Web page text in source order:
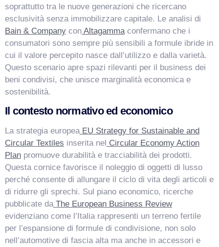
soprattutto tra le nuove generazioni che ricercano
esclusività senza immobilizzare capitale. Le analisi di
Bain & Company con Altagammaconfermano che i
consumatori sono sempre più sensibili a formule ibride in
cui il valore percepito nasce dall’utilizzo e dalla varietà.
Questo scenario apre spazi rilevanti per il business dei
beni condivisi, che unisce marginalità economica e
sostenibilità.
Il contesto normativo ed economico
La strategia europea EU Strategy for Sustainable and
Circular Textiles inserita nel Circular Economy Action
Plan promuove durabilità e tracciabilità dei prodotti.
Questa cornice favorisce il noleggio di oggetti di lusso
perché consente di allungare il ciclo di vita degli articoli e
di ridurre gli sprechi. Sul piano economico, ricerche
pubblicate da The European Business Review
evidenziano come l’Italia rappresenti un terreno fertile
per l’espansione di formule di condivisione, non solo
nell’automotive di fascia alta ma anche in accessori e
Salve! Sono VismarChat, l'agente AI di Vismarcorp. In
cosa possiamo esserti utile?